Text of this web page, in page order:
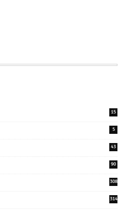
15
5
43
90
308
314